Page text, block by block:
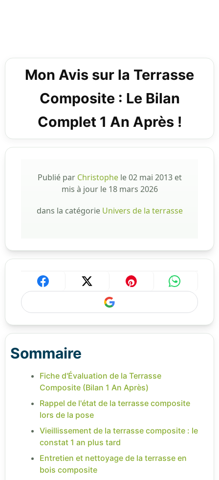
Mon Avis sur la Terrasse
Composite : Le Bilan
Complet 1 An Après !
Publié par Christophele02 mai 2013et
mis à jour le 18 mars 2026
dans la catégorie Univers de la terrasse
Sommaire
Fiche d'Évaluation de la Terrasse
Composite (Bilan 1 An Après)
Rappel de l'état de la terrasse composite
lors de la pose
Vieillissement de la terrasse composite : le
constat 1 an plus tard
Entretien et nettoyage de la terrasse en
bois composite